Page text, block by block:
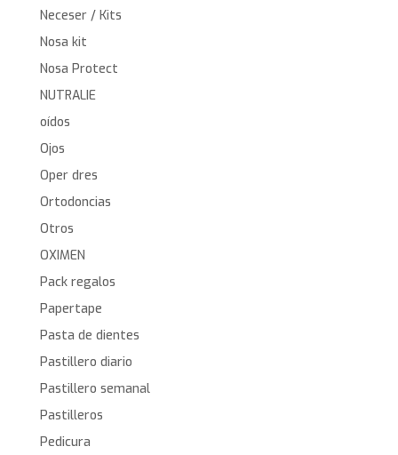
Neceser / Kits
Nosa kit
Nosa Protect
NUTRALIE
oídos
Ojos
Oper dres
Ortodoncias
Otros
OXIMEN
Pack regalos
Papertape
Pasta de dientes
Pastillero diario
Pastillero semanal
Pastilleros
Pedicura